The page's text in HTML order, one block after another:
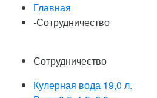
Главная
-Сотрудничество
Сотрудничество
Кулерная вода 19,0 л.